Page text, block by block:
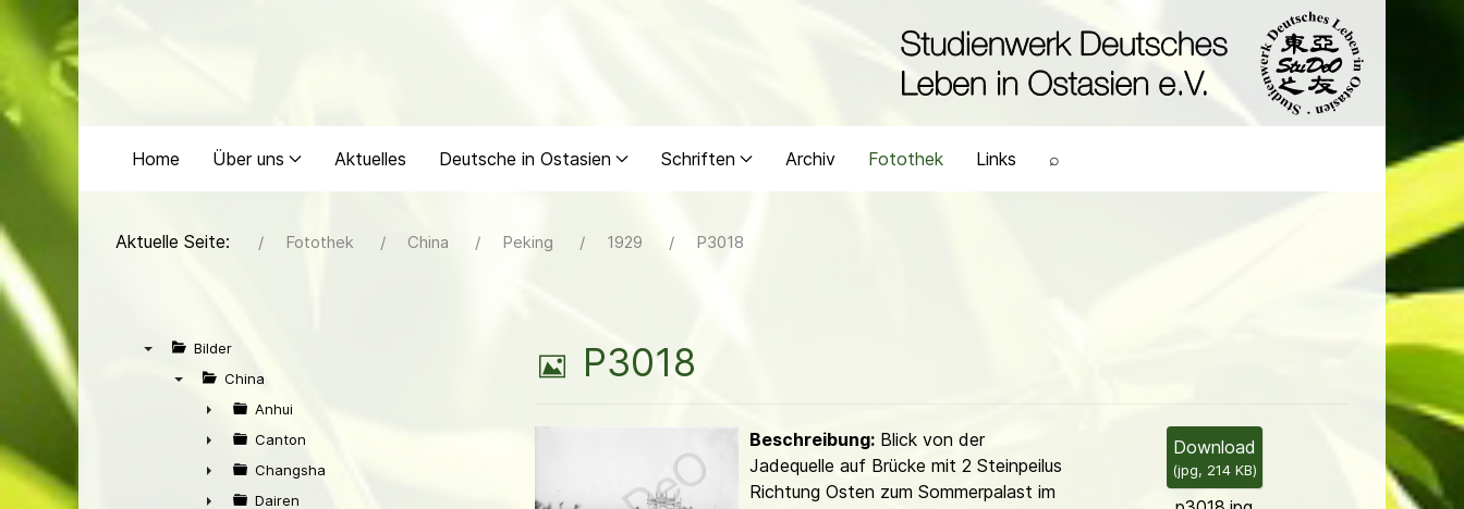
Home Über uns Aktuelles Deutsche in Ostasien Schriften Archiv Fotothek Links ⌕
Aktuelle Seite: Fotothek China Peking 1929 P3018
Bilder
China
►
Anhui
►
Canton
►
Changsha
Dairen
B
P3018
Download
(jpg, 214 KB)
Beschreibung:Blick von der
Jadequelle auf Brücke mit 2 Steinpeilus
Richtung Osten zum Sommer­palast im